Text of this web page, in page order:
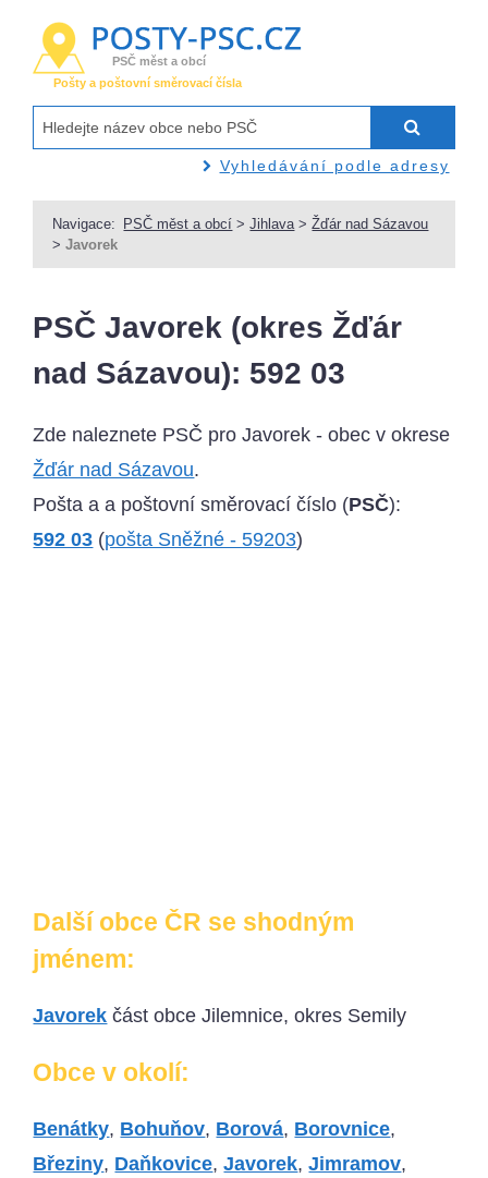
PSČ měst a obcí
Pošty a poštovní směrovací čísla
Vyhledávání podle adresy
Navigace: PSČ měst a obcí >Jihlava >Žďár nad Sázavou
>Javorek
PSČ Javorek (okres Žďár
nad Sázavou): 592 03
Zde naleznete PSČ pro Javorek - obec v okrese
Žďár nad Sázavou.
Pošta a a poštovní směrovací číslo (PSČ):
592 03 (pošta Sněžné - 59203)
Další obce ČR se shodným
jménem:
Javorek část obce Jilemnice, okres Semily
Obce v okolí:
Benátky, Bohuňov, Borová, Borovnice,
Březiny, Daňkovice,Javorek,Jimramov,